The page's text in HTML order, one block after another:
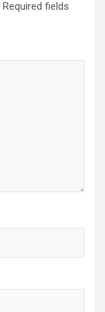
Required fields